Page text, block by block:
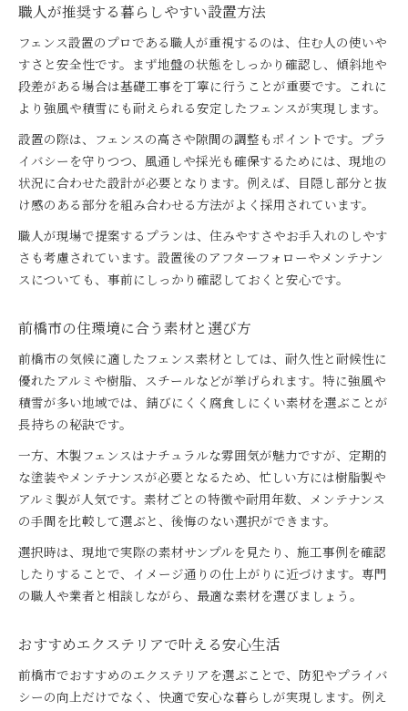
職人が推奨する暮らしやすい設置方法
フェンス設置のプロである職人が重視するのは、住む人の使いや
すさと安全性です。まず地盤の状態をしっかり確認し、傾斜地や
段差がある場合は基礎工事を丁寧に行うことが重要です。これに
より強風や積雪にも耐えられる安定したフェンスが実現します。
設置の際は、フェンスの高さや隙間の調整もポイントです。プラ
イバシーを守りつつ、風通しや採光も確保するためには、現地の
状況に合わせた設計が必要となります。例えば、目隠し部分と抜
け感のある部分を組み合わせる方法がよく採用されています。
職人が現場で提案するプランは、住みやすさやお手入れのしやす
さも考慮されています。設置後のアフターフォローやメンテナン
スについても、事前にしっかり確認しておくと安心です。
前橋市の住環境に合う素材と選び方
前橋市の気候に適したフェンス素材としては、耐久性と耐候性に
優れたアルミや樹脂、スチールなどが挙げられます。特に強風や
積雪が多い地域では、錆びにくく腐食しにくい素材を選ぶことが
長持ちの秘訣です。
一方、木製フェンスはナチュラルな雰囲気が魅力ですが、定期的
な塗装やメンテナンスが必要となるため、忙しい方には樹脂製や
アルミ製が人気です。素材ごとの特徴や耐用年数、メンテナンス
の手間を比較して選ぶと、後悔のない選択ができます。
選択時は、現地で実際の素材サンプルを見たり、施工事例を確認
したりすることで、イメージ通りの仕上がりに近づけます。専門
の職人や業者と相談しながら、最適な素材を選びましょう。
おすすめエクステリアで叶える安心生活
前橋市でおすすめのエクステリアを選ぶことで、防犯やプライバ
シーの向上だけでなく、快適で安心な暮らしが実現します。例え